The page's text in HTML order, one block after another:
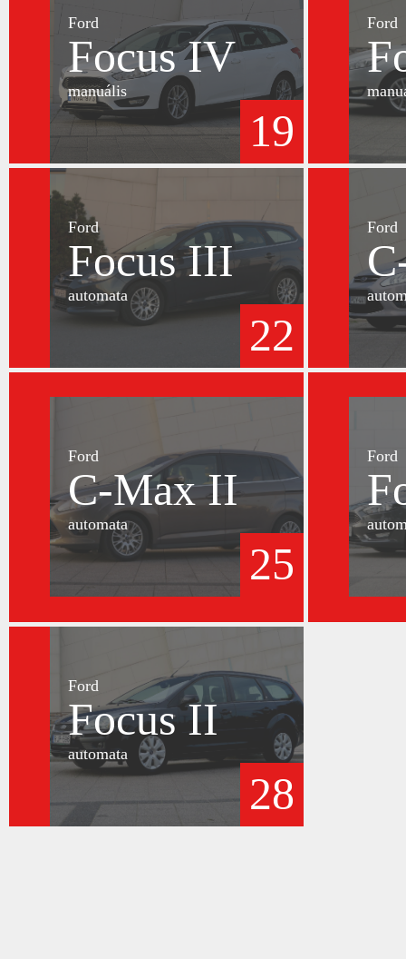
Ford
Focus IV
manuális
19
Ford
Ford
Focus III
automata
22
Ford
Ford
C-Max II
automata
25
Ford
Ford
Focus II
automata
28